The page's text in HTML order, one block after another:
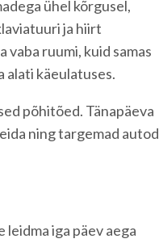
ühel kõrgusel,
ja hiirt
vaba ruumi, kuid samas
alati käeulatuses.
põhitõed. Tänapäeva
ning targemad autod
iga päev aega